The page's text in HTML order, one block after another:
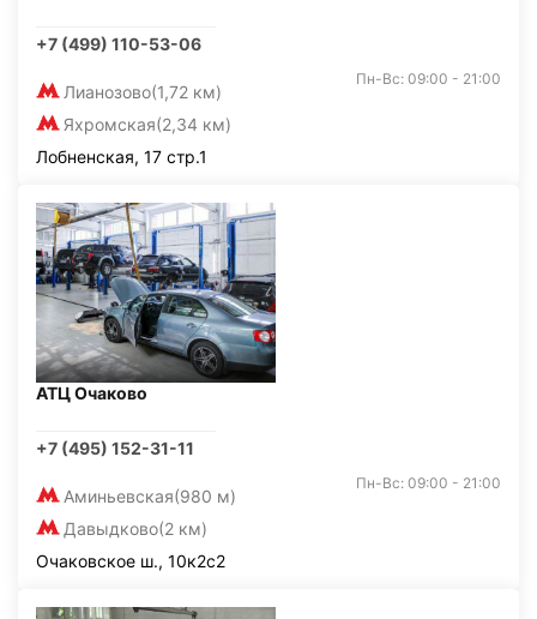
+7 (499) 110-53-06
Лианозово(1,72 км)
Яхромская(2,34 км)
Пн-Вс: 09:00 - 21:00
Лобненская, 17 стр.1
АТЦ Очаково
+7 (495) 152-31-11
Аминьевская(980 м)
Давыдково(2 км)
Пн-Вс: 09:00 - 21:00
Очаковское ш., 10к2с2